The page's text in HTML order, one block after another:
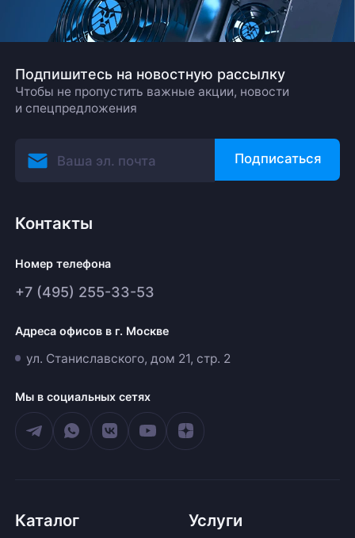
Подпишитесь на новостную рассылку
Чтобы не пропустить важные акции, новости
и спецпредложения
Подписаться
Контакты
Номер телефона
+7 (495) 255-33-53
Адреса офисов в г. Москве
ул. Станиславского, дом 21, стр. 2
Мы в социальных сетях
Каталог Услуги